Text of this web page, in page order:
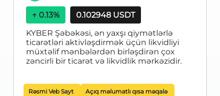
↑ 0.13%
0.102948 USDT
KYBER Şəbəkəsi, ən yaxşı qiymətlərlə
ticarətləri aktivləşdirmək üçün likvidliyi
müxtəlif mənbələrdən birləşdirən çox
zəncirli bir ticarət və likvidlik mərkəzidir.
Rəsmi Veb Sayt Açıq məlumatlı qısa məqalə